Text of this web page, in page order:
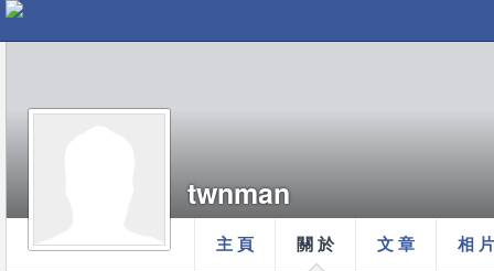
主 頁 關 於 文 章 相 片
twnman